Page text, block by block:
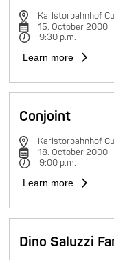
Karlstorbahnhof
15. October 2000
9:30 p.m.
Learn more
Conjoint
Karlstorbahnhof
18. October 2000
9:00 p.m.
Learn more
Dino Saluzzi